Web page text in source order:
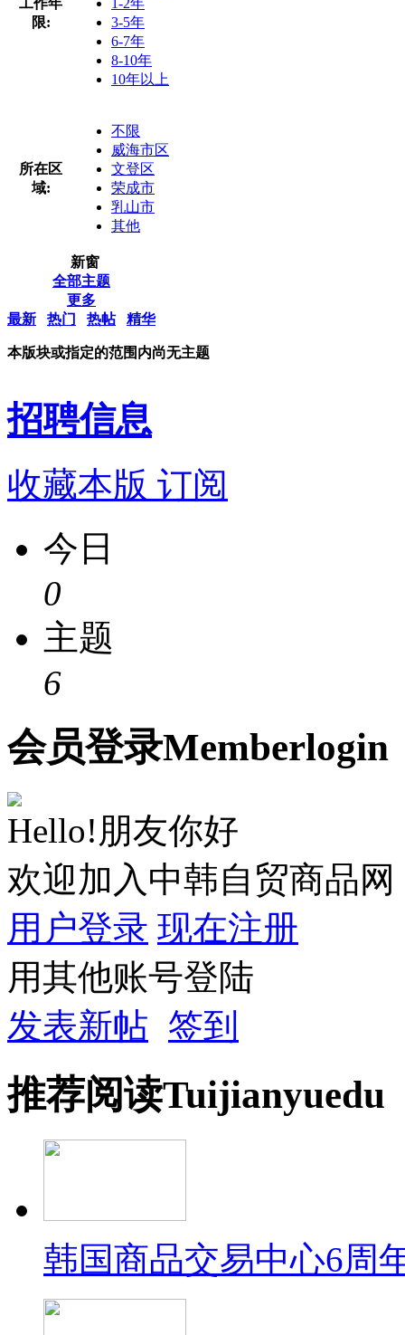
限:
3-5年
6-7年
8-10年
10年以上
所在区
域:
不限
威海市区
文登区
荣成市
乳山市
其他
新窗
全部主题
更多
最新
热门 热帖 精华
本版块或指定的范围内尚无主题
招聘信息
收藏本版 订阅
今日
0
主题
6
会员登录Memberlogin
Hello!朋友你好
欢迎加入中韩自贸商品网
用户登录 现在注册
用其他账号登陆
发表新帖 签到
推荐阅读Tuijianyuedu
韩国商品交易中心6周